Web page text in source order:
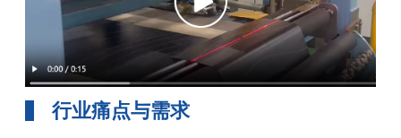
企业降低生产成本、提升自动化水
平、优化质量管理提供助力。
行业痛点与需求